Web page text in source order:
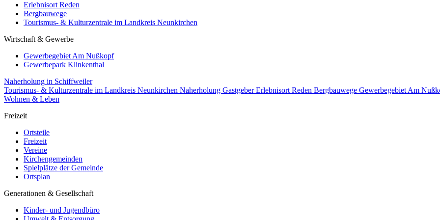
Erlebnisort Reden
Bergbauwege
Tourismus- & Kulturzentrale im Landkreis Neunkirchen
Wirtschaft & Gewerbe
Gewerbegebiet Am Nußkopf
Gewerbepark Klinkenthal
Naherholung in Schiffweiler
Tourismus- & Kulturzentrale im Landkreis Neunkirchen Naherholung GastgeberErlebnisort Reden Bergbauwege Gewerbegebiet Am
Wohnen & Leben
Freizeit
Ortsteile
Freizeit
Vereine
Kirchengemeinden
Spielplätze der Gemeinde
Ortsplan
Generationen & Gesellschaft
Kinder- und Jugendbüro